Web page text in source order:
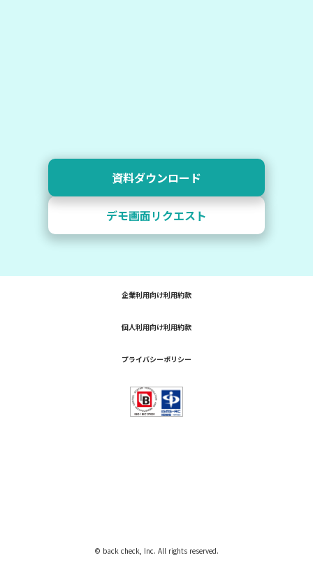
デモ画面リクエスト
資料ダウンロード
企業利用向け利用約款
個人利用向け利用約款
プライバシーポリシー
© back check, Inc. All rights reserved.